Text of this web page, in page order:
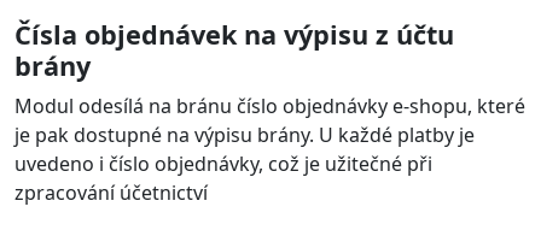
Čísla objednávek na výpisu z účtu
brány
Modul odesílá na bránu číslo objednávky e-shopu, které
je pak dostupné na výpisu brány. U každé platby je
uvedeno i číslo objednávky, což je užitečné při
zpracování účetnictví